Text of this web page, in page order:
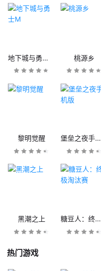
地下城与勇士M 桃源乡
黎明觉醒 堡垒之夜手机版
黑潮之上 糖豆人：终极淘汰赛
热门游戏